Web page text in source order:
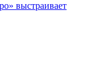
выстраивает